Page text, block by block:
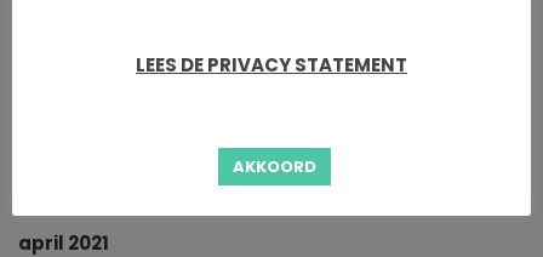
oktober 2021
april 2021
LEES DE PRIVACY STATEMENT
AKKOORD